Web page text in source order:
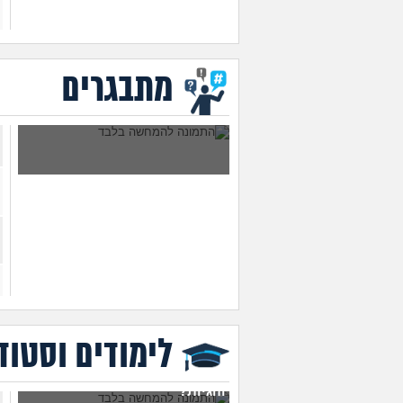
מתבגרים
האם כל בני האדם צריכים
להעמיד צאצאים?
לימודים
איך לשלב בין עבודה, לימודים,
תחביבים, כושר, משפחה
וזוגיות?